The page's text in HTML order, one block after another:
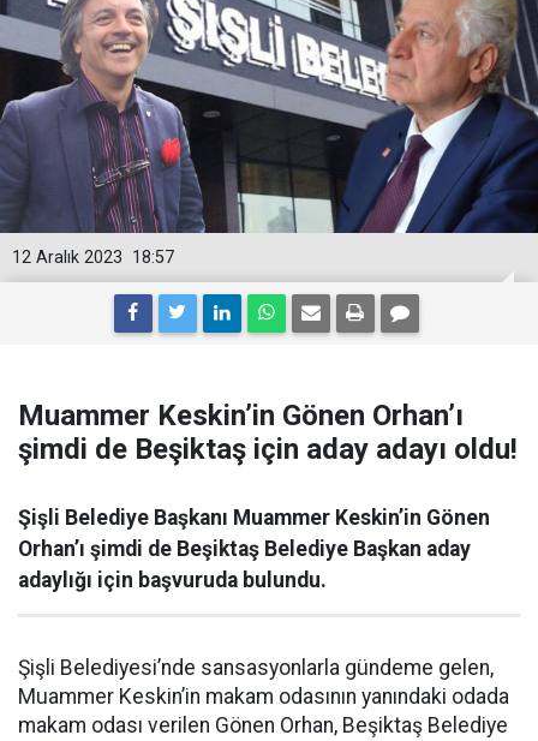
18:57
12 Aralık 2023
Muammer Keskin’in Gönen Orhan’ı
şimdi de Beşiktaş için aday adayı oldu!
Şişli Belediye Başkanı Muammer Keskin’in Gönen
Orhan’ı şimdi de Beşiktaş Belediye Başkan aday
adaylığı için başvuruda bulundu.
Şişli Belediyesi’nde sansasyonlarla gündeme gelen,
Muammer Keskin’in makam odasının yanındaki odada
makam odası verilen Gönen Orhan, Beşiktaş Belediye